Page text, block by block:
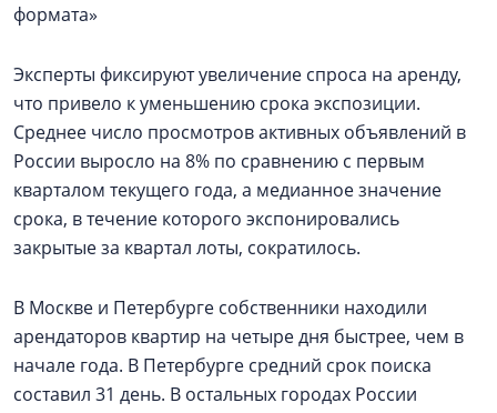
формата»
Эксперты фиксируют увеличение спроса на аренду,
что привело к уменьшению срока экспозиции.
Среднее число просмотров активных объявлений в
России выросло на 8% по сравнению с первым
кварталом текущего года, а медианное значение
срока, в течение которого экспонировались
закрытые за квартал лоты, сократилось.
В Москве и Петербурге собственники находили
арендаторов квартир на четыре дня быстрее, чем в
начале года. В Петербурге средний срок поиска
составил 31 день. В остальных городах России